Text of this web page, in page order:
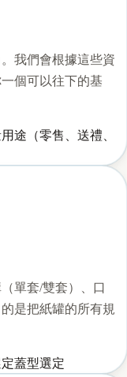
我們會根據這些資
個可以往下的基
用途（零售、送禮、
單套/雙套）、口
是把紙罐的所有規
蓋型選定